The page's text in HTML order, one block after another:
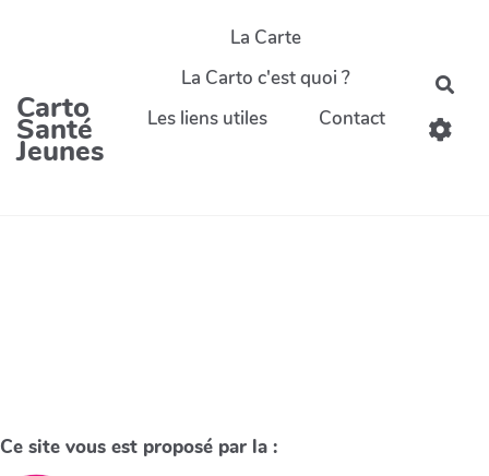
Carto
Santé
Jeunes
La Carte
La Carto c'est quoi ?
Les liens utiles
Contact
Ce site vous est proposé par la :